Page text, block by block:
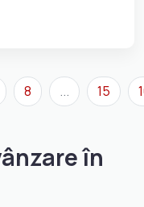
8 ... 15
în